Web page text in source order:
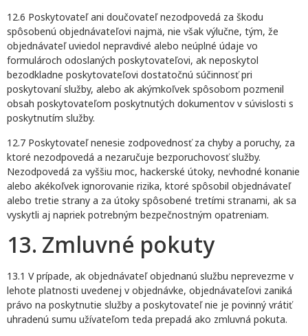
12.6 Poskytovateľ ani doučovateľ nezodpovedá za škodu
spôsobenú objednávateľovi najmä, nie však výlučne, tým, že
objednávateľ uviedol nepravdivé alebo neúplné údaje vo
formulároch odoslaných poskytovateľovi, ak neposkytol
bezodkladne poskytovateľovi dostatočnú súčinnosť pri
poskytovaní služby, alebo ak akýmkoľvek spôsobom pozmenil
obsah poskytovateľom poskytnutých dokumentov v súvislosti s
poskytnutím služby.
12.7 Poskytovateľ nenesie zodpovednosť za chyby a poruchy, za
ktoré nezodpovedá a nezaručuje bezporuchovosť služby.
Nezodpovedá za vyššiu moc, hackerské útoky, nevhodné konanie
alebo akékoľvek ignorovanie rizika, ktoré spôsobil objednávateľ
alebo tretie strany a za útoky spôsobené tretími stranami, ak sa
vyskytli aj napriek potrebným bezpečnostným opatreniam.
13. Zmluvné pokuty
13.1 V prípade, ak objednávateľ objednanú službu neprevezme v
lehote platnosti uvedenej v objednávke, objednávateľovi zaniká
právo na poskytnutie služby a poskytovateľ nie je povinný vrátiť
uhradenú sumu užívateľom teda prepadá ako zmluvná pokuta.